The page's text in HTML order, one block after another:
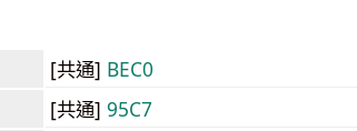
[共通] BEC0
[共通] 95C7